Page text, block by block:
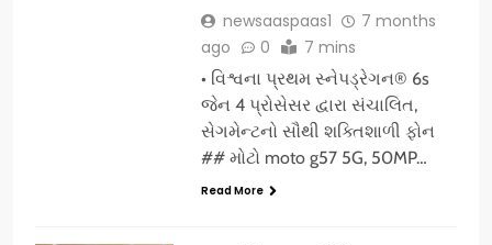
newsaaspaas1
7 months
ago
0 7 mins
• વિશ્વના પ્રથમ સ્નેપડ્રેગન® 6s
જેન 4 પ્રોસેસર દ્વારા સંચાલિત,
સેગમેન્ટનો સૌથી શક્તિશાળી ફોન
## મોટો moto g57 5G, 50MP…
Read More